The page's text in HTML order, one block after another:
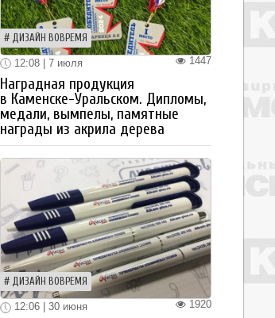
ДИЗАЙН ВОВРЕМЯ
1447
12:08 | 7 июля
Наградная продукция
в Каменске-Уральском. Дипломы,
медали, вымпелы, памятные
награды из акрила дерева
ДИЗАЙН ВОВРЕМЯ
1920
12:06 | 30 июня